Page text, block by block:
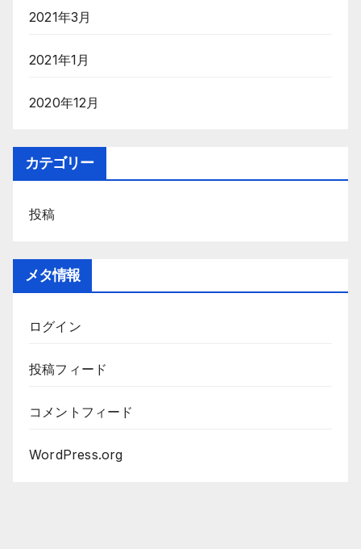
2021年3月
2021年1月
2020年12月
カテゴリー
投稿
メタ情報
ログイン
投稿フィード
コメントフィード
WordPress.org